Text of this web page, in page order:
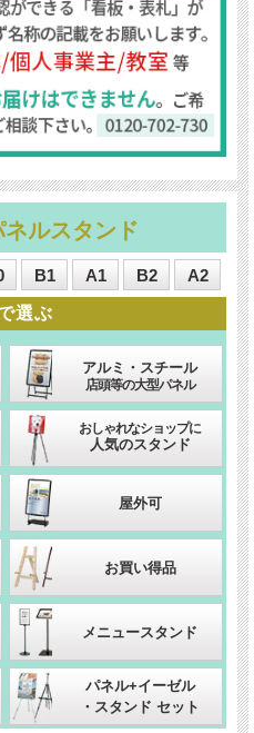
ルスタンド
B1 A1 B2 A2
アルミ・スチール
店頭等の大型パネル
おしゃれなショップに
人気のスタンド
屋外可
お買い得品
メニュースタンド
パネル+イーゼル
・スタンド セット